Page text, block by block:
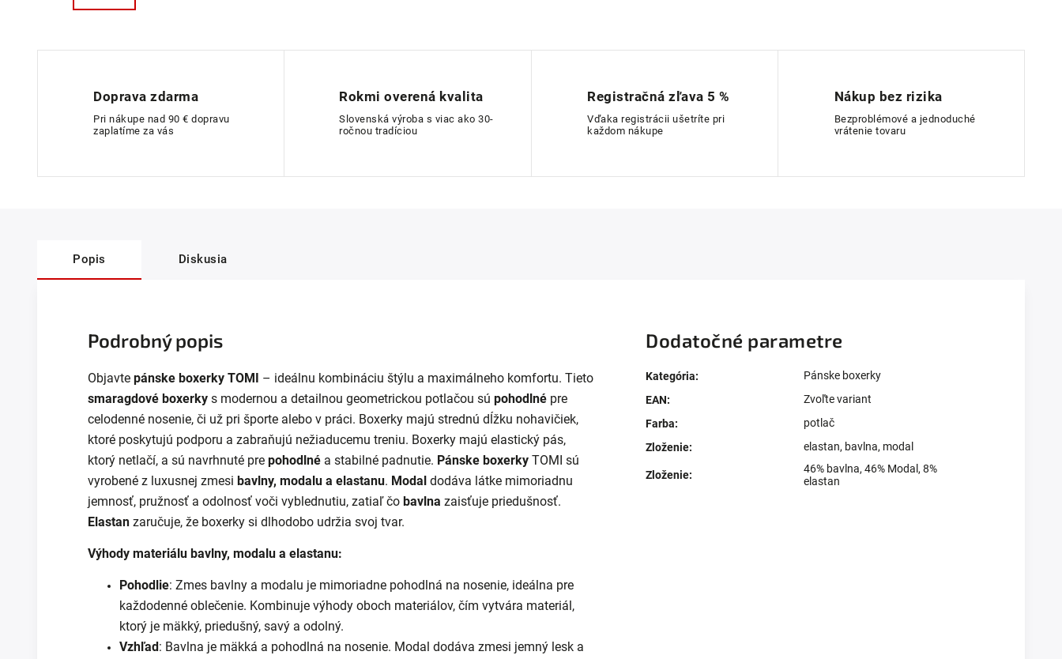
Doprava zdarma
Pri nákupe nad 90 € dopravu
zaplatíme za vás
Rokmi overená kvalita
Slovenská výroba s viac ako 30-
ročnou tradíciou
Registračná zľava 5 %
Vďaka registrácii ušetríte pri
každom nákupe
Nákup bez rizika
Bezproblémové a jednoduché
vrátenie tovaru
Popis Diskusia
Podrobný popis
Objavte pánske boxerky TOMI
– ideálnu kombináciu štýlu a maximálneho komfortu. Tieto
smaragdové boxerky s modernou a detailnou geometrickou potlačou sú pohodlné pre
celodenné nosenie, či už pri športe alebo v práci. Boxerky majú strednú dĺžku nohavičiek,
ktoré poskytujú podporu a zabraňujú nežiaducemu treniu. Boxerky majú elastický pás,
ktorý netlačí, a sú navrhnuté pre pohodlné a stabilné padnutie. Pánske boxerky TOMI sú
vyrobené z luxusnej zmesi bavlny, modalu a elastanu. Modal dodáva látke mimoriadnu
jemnosť, pružnosť a odolnosť voči vyblednutiu, zatiaľ čo bavlna zaisťuje priedušnosť.
Elastan zaručuje, že boxerky si dlhodobo udržia svoj tvar.
Výhody materiálu bavlny, modalu a elastanu:
Pohodlie: Zmes bavlny a modalu je mimoriadne pohodlná na nosenie, ideálna pre
každodenné oblečenie. Kombinuje výhody oboch materiálov, čím vytvára materiál,
ktorý je mäkký, priedušný, savý a odolný.
Vzhľad : Bavlna je mäkká a pohodlná na nosenie. Modal dodáva zmesi jemný lesk a
Dodatočné parametre
Kategória:
Pánske boxerky
EAN:
Zvoľte variant
Farba:
potlač
Zloženie: elastan, bavlna, modal
Zloženie:
46% bavlna, 46% Modal, 8%
elastan